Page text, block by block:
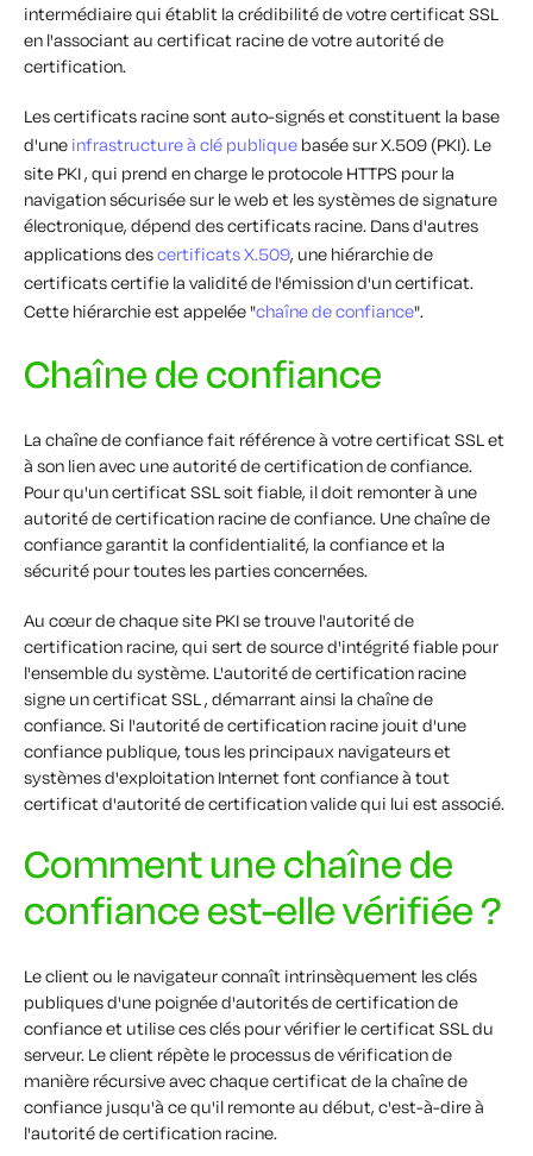
intermédiaire qui établit la crédibilité de votre certificat SSL
en l'associant au certificat racine de votre autorité de
certification.
Les certificats racine sont auto-signés et constituent la base
d'une infrastructure à clé publique basée sur X.509 (PKI). Le
site PKI , qui prend en charge le protocole HTTPS pour la
navigation sécurisée sur le web et les systèmes de signature
électronique, dépend des certificats racine. Dans d'autres
applications descertificats X.509, une hiérarchie de
certificats certifie la validité de l'émission d'un certificat.
Cette hiérarchie est appelée "chaîne de confiance".
Chaîne de confiance
La chaîne de confiance fait référence à votre certificat SSL et
à son lien avec une autorité de certification de confiance.
Pour qu'un certificat SSL soit fiable, il doit remonter à une
autorité de certification racine de confiance. Une chaîne de
confiance garantit la confidentialité, la confiance et la
sécurité pour toutes les parties concernées.
Au cœur de chaque site PKI se trouve l'autorité de
certification racine, qui sert de source d'intégrité fiable pour
l'ensemble du système. L'autorité de certification racine
signe un certificat SSL , démarrant ainsi la chaîne de
confiance. Si l'autorité de certification racine jouit d'une
confiance publique, tous les principaux navigateurs et
systèmes d'exploitation Internet font confiance à tout
certificat d'autorité de certification valide qui lui est associé.
Comment une chaîne de
confiance est-elle vérifiée ?
Le client ou le navigateur connaît intrinsèquement les clés
publiques d'une poignée d'autorités de certification de
confiance et utilise ces clés pour vérifier le certificat SSL du
serveur. Le client répète le processus de vérification de
manière récursive avec chaque certificat de la chaîne de
confiance jusqu'à ce qu'il remonte au début, c'est-à-dire à
l'autorité de certification racine.